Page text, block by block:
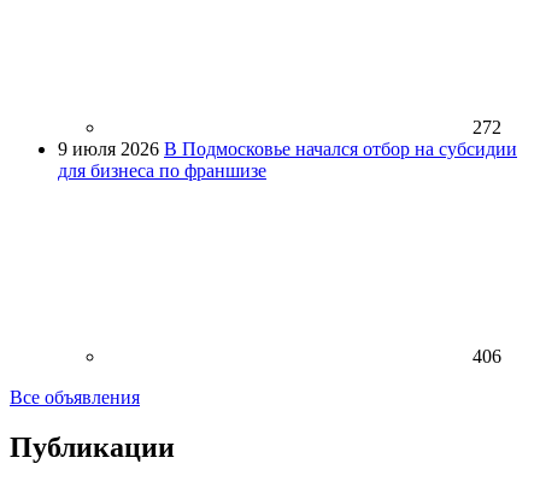
272
9 июля 2026 В Подмосковье начался отбор на субсидии
для бизнеса по франшизе
406
Все объявления
Публикации